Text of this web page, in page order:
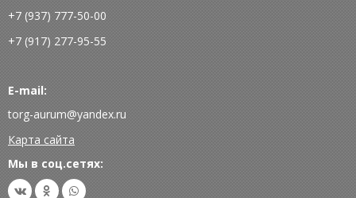
+7 (937) 777-50-00
+7 (917) 277-95-55
E-mail:
torg-aurum@yandex.ru
Карта сайта
Мы в соц.сетях: